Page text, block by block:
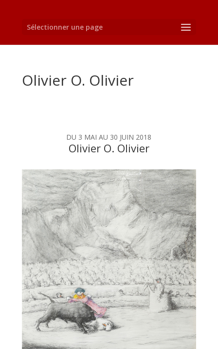
Sélectionner une page
Olivier O. Olivier
DU 3 MAI AU 30 JUIN 2018
Olivier O. Olivier